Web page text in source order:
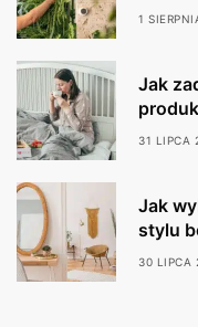
1
Jak
31 LIPCA
Jak
stylu
30 LIPCA